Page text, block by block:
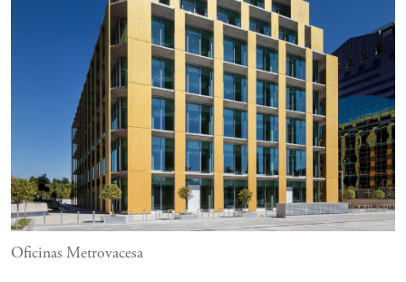
Oficinas Metrovacesa